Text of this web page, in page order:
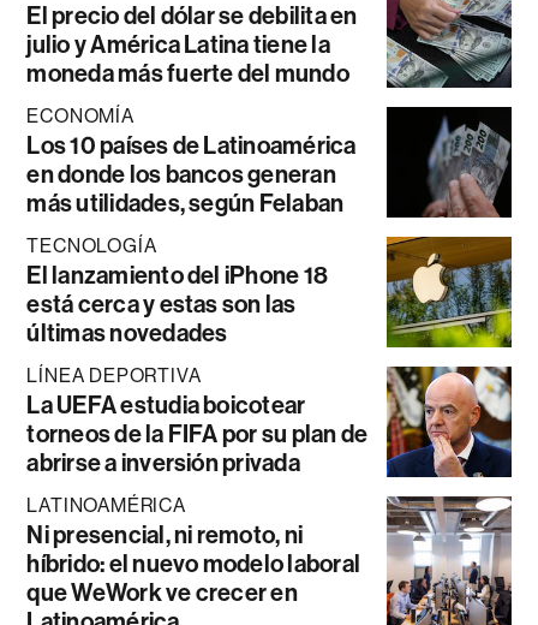
El precio del dólar se debilita en
julio y América Latina tiene la
moneda más fuerte del mundo
ECONOMÍA
Los 10 países de Latinoamérica
en donde los bancos generan
más utilidades, según Felaban
TECNOLOGÍA
El lanzamiento del iPhone 18
está cerca y estas son las
últimas novedades
LÍNEA DEPORTIVA
La UEFA estudia boicotear
torneos de la FIFA por su plan de
abrirse a inversión privada
LATINOAMÉRICA
Ni presencial, ni remoto, ni
híbrido: el nuevo modelo laboral
que WeWork ve crecer en